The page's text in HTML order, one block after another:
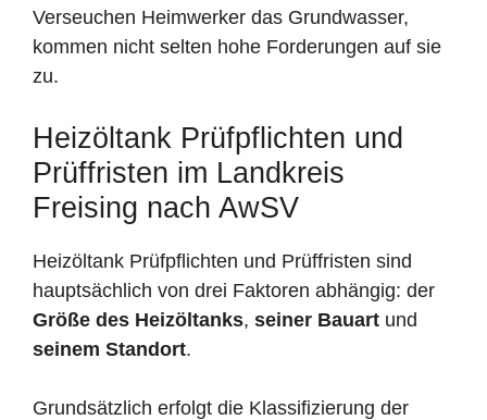
Verseuchen Heimwerker das Grundwasser,
kommen nicht selten hohe Forderungen auf sie
zu.
Heizöltank Prüfpflichten und
Prüffristen im Landkreis
Freising nach AwSV
Heizöltank Prüfpflichten und Prüffristen sind
hauptsächlich von drei Faktoren abhängig: der
Größe des Heizöltanks, seiner Bauart und
seinem Standort.
Grundsätzlich erfolgt die Klassifizierung der